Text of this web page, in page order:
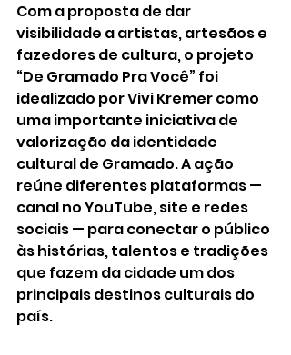
Com a proposta de dar
visibilidade a artistas, artesãos e
fazedores de cultura, o projeto
“De Gramado Pra Você” foi
idealizado por Vivi Kremer como
uma importante iniciativa de
valorização da identidade
cultural de Gramado. A ação
reúne diferentes plataformas —
canal no YouTube, site e redes
sociais — para conectar o público
às histórias, talentos e tradições
que fazem da cidade um dos
principais destinos culturais do
país.